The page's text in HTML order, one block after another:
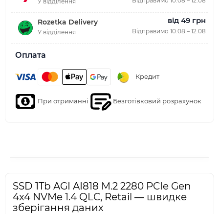
Rozetka Delivery
У відділення
від 49 грн
Відправимо 10.08 – 12.08
Оплата
Кредит
При отриманні Безготівковий розрахунок
SSD 1Tb AGI AI818 M.2 2280 PCIe Gen
4x4 NVMe 1.4 QLC, Retail — швидке
зберігання даних